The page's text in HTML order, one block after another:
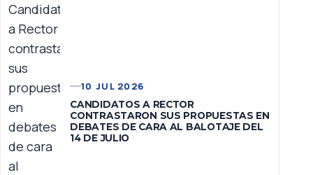
10 JUL 2026
CANDIDATOS A RECTOR
CONTRASTARON SUS PROPUESTAS EN
DEBATES DE CARA AL BALOTAJE DEL
14 DE JULIO